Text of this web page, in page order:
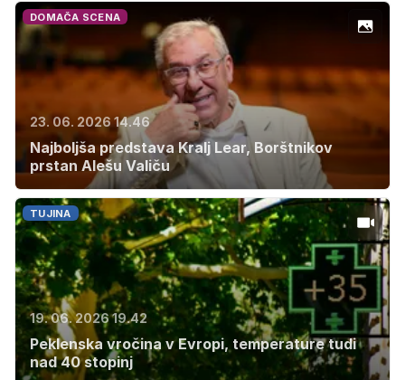
DOMAČA SCENA
23. 06. 2026 14.46
Najboljša predstava Kralj Lear, Borštnikov
prstan Alešu Valiču
TUJINA
19. 06. 2026 19.42
Peklenska vročina v Evropi, temperature tudi
nad 40 stopinj